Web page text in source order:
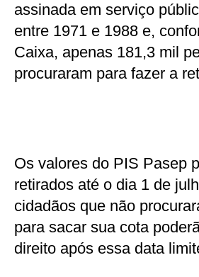
assinada em serviço
entre 1971 e 1988 e,
Caixa, apenas 181,3 mil
procuraram para fazer a
Os valores do PIS Pasep
retirados até o dia 1 de
cidadãos que não
para sacar sua cota
direito após essa data